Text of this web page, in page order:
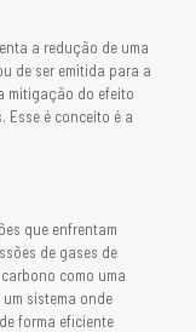
a redução de uma
de ser emitida para a
mitigação do efeito
é conceito é a
que enfrentam
de gases de
como uma
sistema onde
forma eficiente